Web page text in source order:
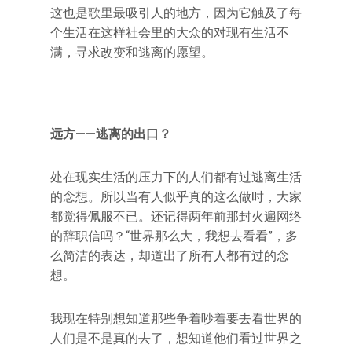
这也是歌里最吸引人的地方，因为它触及了每
个生活在这样社会里的大众的对现有生活不
满，寻求改变和逃离的愿望。
远方——逃离的出口？
处在现实生活的压力下的人们都有过逃离生活
的念想。所以当有人似乎真的这么做时，大家
都觉得佩服不已。还记得两年前那封火遍网络
的辞职信吗？“世界那么大，我想去看看”，多
么简洁的表达，却道出了所有人都有过的念
想。
我现在特别想知道那些争着吵着要去看世界的
人们是不是真的去了，想知道他们看过世界之